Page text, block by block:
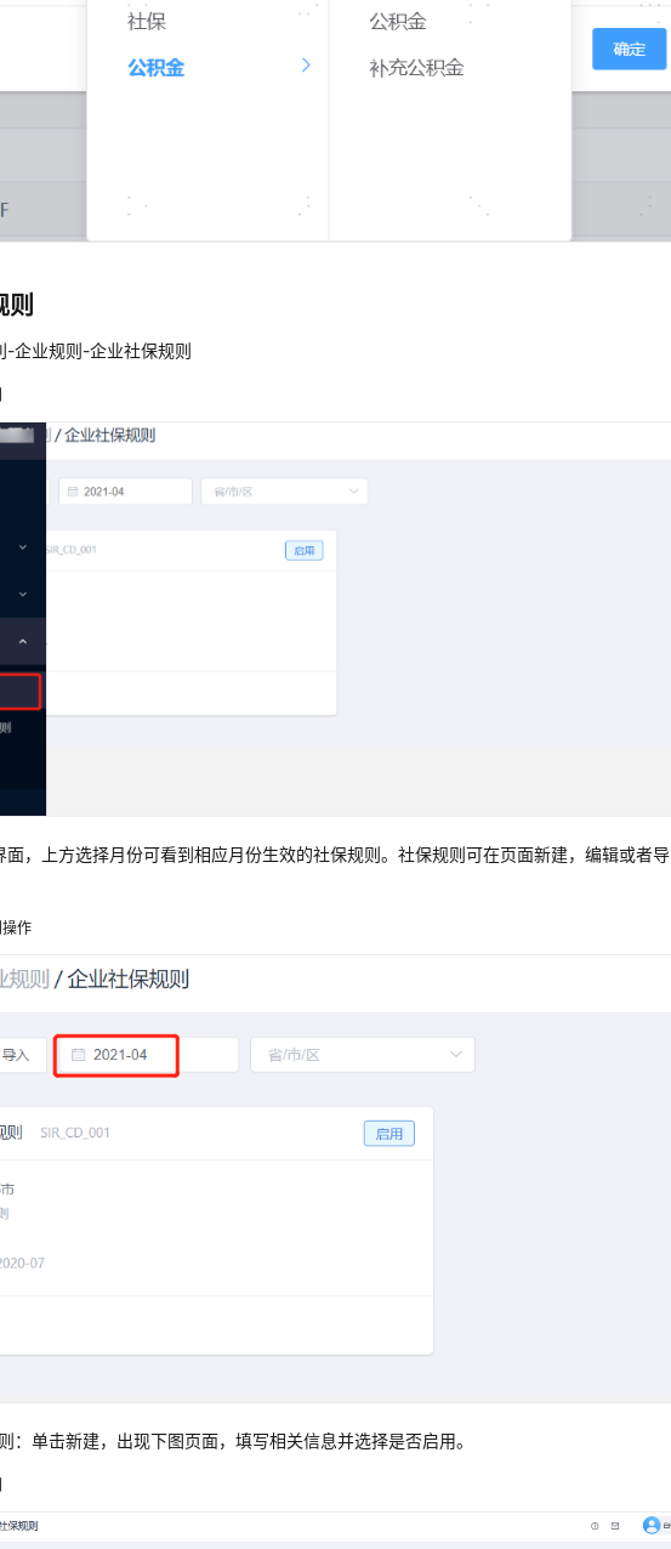
则
-企业规则-企业社保规则
面，上方选择月份可看到相应月份生效的社保规则。社保规则可在页面新建，编辑或者导
作
：单击新建，出现下图页面，填写相关信息并选择是否启用。